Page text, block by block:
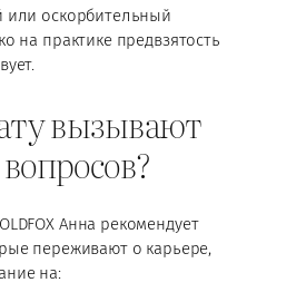
или оскорбительный
на практике предвзятость
вызывают
Анна рекомендует
переживают о карьере,
на: